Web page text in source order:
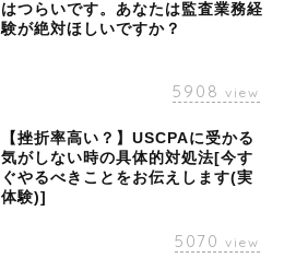
はつらいです。あなたは監査業務経
験が絶対ほしいですか？
5908 view
【挫折率高い？】USCPAに受かる
気がしない時の具体的対処法[今す
ぐやるべきことをお伝えします(実
体験)]
5070 view